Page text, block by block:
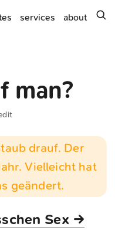
services about
man?
drauf. Der
Vielleicht hat
geändert.
Sex →